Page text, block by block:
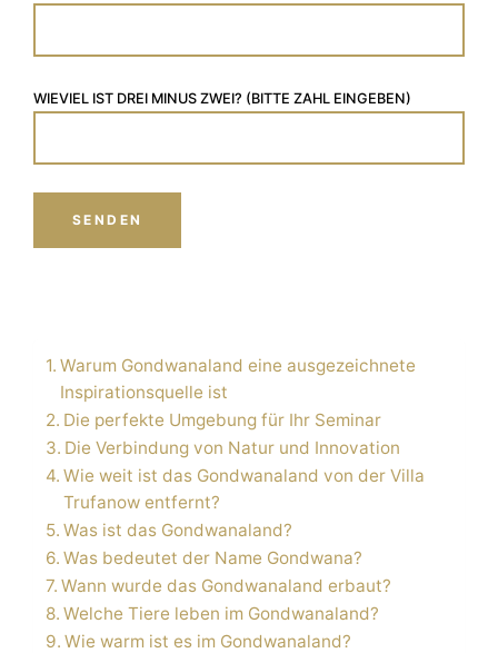
WIEVIEL IST DREI MINUS ZWEI? (BITTE ZAHL EINGEBEN)
Warum Gondwanaland eine ausgezeichnete
Inspirationsquelle ist
Die perfekte Umgebung für Ihr Seminar
Die Verbindung von Natur und Innovation
Wie weit ist das Gondwanaland von der Villa
Trufanow entfernt?
Was ist das Gondwanaland?
Was bedeutet der Name Gondwana?
Wann wurde das Gondwanaland erbaut?
Welche Tiere leben im Gondwanaland?
Wie warm ist es im Gondwanaland?